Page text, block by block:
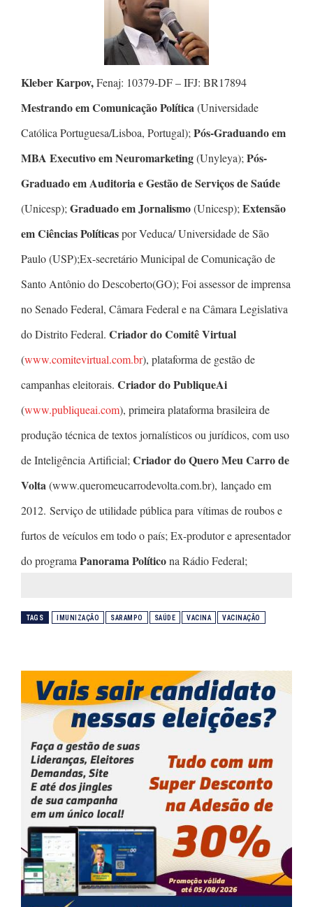
Kleber Karpov,Fenaj: 10379-DF – IFJ: BR17894
Mestrando em Comunicação Política(Universidade
Católica Portuguesa/Lisboa, Portugal); Pós-Graduando em
MBA Executivo em Neuromarketing(Unyleya); Pós-
Graduado em Auditoria e Gestão de Serviços de Saúde
(Unicesp); Graduado em Jornalismo(Unicesp); Extensão
em Ciências Políticaspor Veduca/ Universidade de São
Paulo (USP);Ex-secretário Municipal de Comunicação de
Santo Antônio do Descoberto(GO); Foi assessor de imprensa
no Senado Federal, Câmara Federal e na Câmara Legislativa
do Distrito Federal. Criador do Comitê Virtual
(www.comitevirtual.com.br), plataforma de gestão de
campanhas eleitorais. Criador do PubliqueAi
(www.publiqueai.com), primeira plataforma brasileira de
produção técnica de textos jornalísticos ou jurídicos, com uso
de Inteligência Artificial; Criador do Quero Meu Carro de
Volta(www.queromeucarrodevolta.com.br), lançado em
2012. Serviço de utilidade pública para vítimas de roubos e
furtos de veículos em todo o país; Ex-produtor e apresentador
do programa Panorama Políticona Rádio Federal;
TAGS IMUNIZAÇÃO SARAMPO SAÚDE VACINA VACINAÇÃO